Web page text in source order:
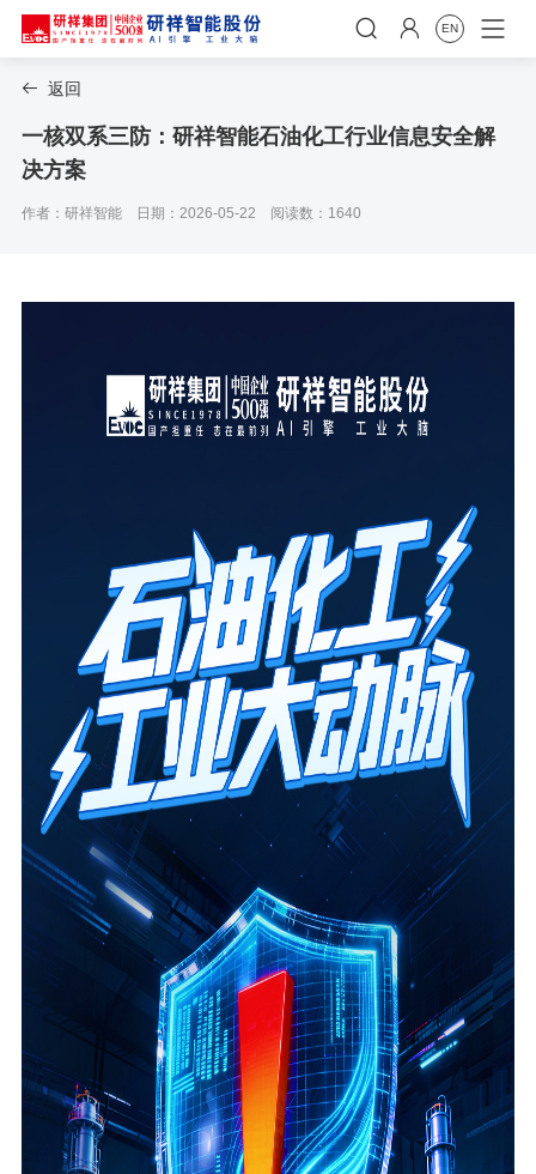
  EN
 返回
一核双系三防：研祥智能石油化工行业信息安全解
决方案
作者：研祥智能 日期：2026-05-22 阅读数：1640